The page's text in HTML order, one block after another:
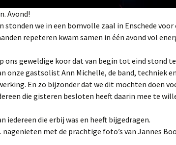
Project
Kine &Choir!
The GospelNight
Project The
Project Shine
Projectkoor
Opwekking
Avond!
stonden we in een bomvolle zaal in Enschede
repeteren kwam samen in één avond vol
ons geweldige koor dat van begin tot eind stond
onze gastsolist Ann Michelle, de band, techniek
En zo bijzonder dat we dit mochten doen
die gisteren besloten heeft daarin mee te
iedereen die erbij was en heeft bijgedragen.
met de prachtige foto’s van Jannes